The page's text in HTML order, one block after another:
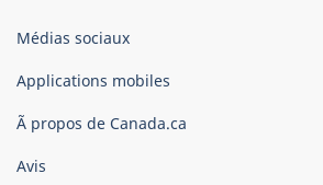
Organisation
gouvernement
Canada
Médias sociaux
Applications mobiles
Ã propos de Canada.ca
Avis